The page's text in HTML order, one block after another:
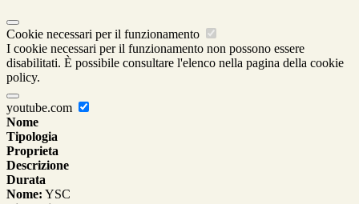
Cookie necessari per il funzionamento
I cookie necessari per il funzionamento non possono essere
disabilitati. È possibile consultare l'elenco nella pagina della cookie
policy.
youtube.com
Nome
Tipologia
Proprieta
Descrizione
Durata
Nome: YSC